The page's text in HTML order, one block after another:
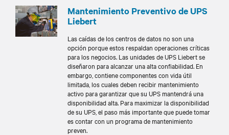
Mantenimiento Preventivo de UPS
Liebert
Las caídas de los centros de datos no son una
opción porque estos respaldan operaciones críticas
para los negocios. Las unidades de UPS Liebert se
diseñaron para alcanzar una alta confiabilidad. En
embargo, contiene componentes con vida útil
limitada, los cuales deben recibir mantenimiento
activo para garantizar que su UPS mantendrá una
disponibilidad alta. Para maximizar la disponibilidad
de su UPS, el paso más importante que puede tomar
es contar con un programa de mantenimiento
preven.